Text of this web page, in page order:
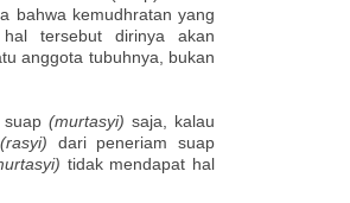
bahwa kemudhratan yang
tersebut dirinya akan
anggota tubuhnya, bukan
(murtasyi) saja, kalau
(rasyi) dari peneriam suap
tidak mendapat hal